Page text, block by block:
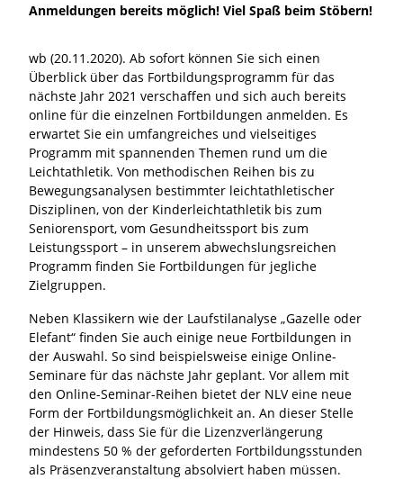
Anmeldungen bereits möglich! Viel Spaß beim Stöbern!
wb (20.11.2020). Ab sofort können Sie sich einen
Überblick über das Fortbildungsprogramm für das
nächste Jahr 2021 verschaffen und sich auch bereits
online für die einzelnen Fortbildungen anmelden. Es
erwartet Sie ein umfangreiches und vielseitiges
Programm mit spannenden Themen rund um die
Leichtathletik. Von methodischen Reihen bis zu
Bewegungsanalysen bestimmter leichtathletischer
Disziplinen, von der Kinderleichtathletik bis zum
Seniorensport, vom Gesundheitssport bis zum
Leistungssport – in unserem abwechslungsreichen
Programm finden Sie Fortbildungen für jegliche
Zielgruppen.
Neben Klassikern wie der Laufstilanalyse „Gazelle oder
Elefant“ finden Sie auch einige neue Fortbildungen in
der Auswahl. So sind beispielsweise einige Online-
Seminare für das nächste Jahr geplant. Vor allem mit
den Online-Seminar-Reihen bietet der NLV eine neue
Form der Fortbildungsmöglichkeit an. An dieser Stelle
der Hinweis, dass Sie für die Lizenzverlängerung
mindestens 50 % der geforderten Fortbildungsstunden
als Präsenzveranstaltung absolviert haben müssen.